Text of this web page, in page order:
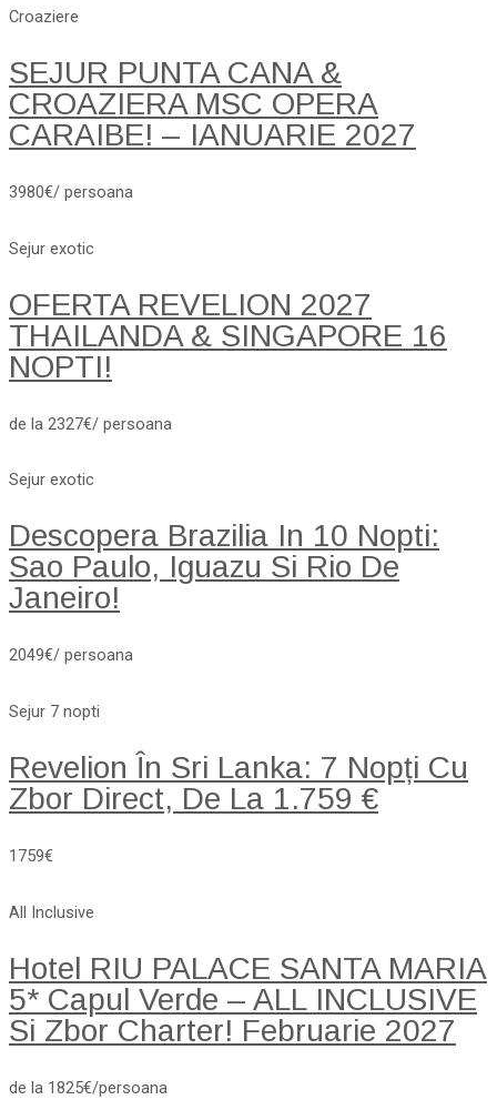
Croaziere
SEJUR PUNTA CANA &
CROAZIERA MSC OPERA
CARAIBE! – IANUARIE 2027
3980€/ persoana
Sejur exotic
OFERTA REVELION 2027
THAILANDA & SINGAPORE 16
NOPTI!
de la 2327€/ persoana
Sejur exotic
Descopera Brazilia In 10 Nopti:
Sao Paulo, Iguazu Si Rio De
Janeiro!
2049€/ persoana
Sejur 7 nopti
Revelion În Sri Lanka: 7 Nopți Cu
Zbor Direct, De La 1.759 €
1759€
All Inclusive
Hotel RIU PALACE SANTA MARIA
5* Capul Verde – ALL INCLUSIVE
Si Zbor Charter! Februarie 2027
de la 1825€/persoana